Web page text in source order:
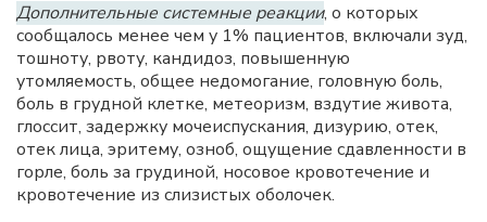
Дополнительные системные реакции, о которых
сообщалось менее чем у 1% пациентов, включали зуд,
тошноту, рвоту, кандидоз, повышенную
утомляемость, общее недомогание, головную боль,
боль в грудной клетке, метеоризм, вздутие живота,
глоссит, задержку мочеиспускания, дизурию, отек,
отек лица, эритему, озноб, ощущение сдавленности в
горле, боль за грудиной, носовое кровотечение и
кровотечение из слизистых оболочек.